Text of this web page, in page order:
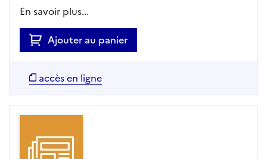
En savoir plus...
Ajouter au panier
accès en ligne